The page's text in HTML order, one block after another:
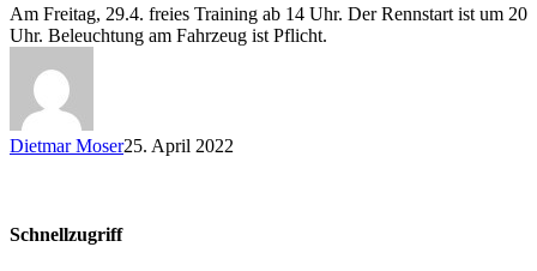
Am Freitag, 29.4. freies Training ab 14 Uhr. Der Rennstart ist um 20
Uhr. Beleuchtung am Fahrzeug ist Pflicht.
Dietmar Moser25. April 2022
Schnellzugriff